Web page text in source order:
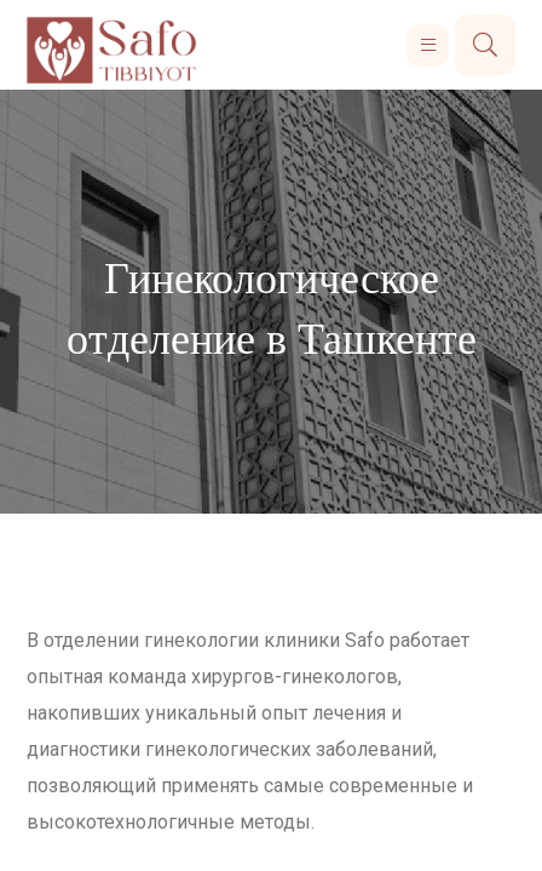
Гинекологическое
отделение в Ташкенте
В отделении гинекологии клиники Safo работает
опытная команда хирургов-гинекологов,
накопивших уникальный опыт лечения и
диагностики гинекологических заболеваний,
позволяющий применять самые современные и
высокотехнологичные методы.